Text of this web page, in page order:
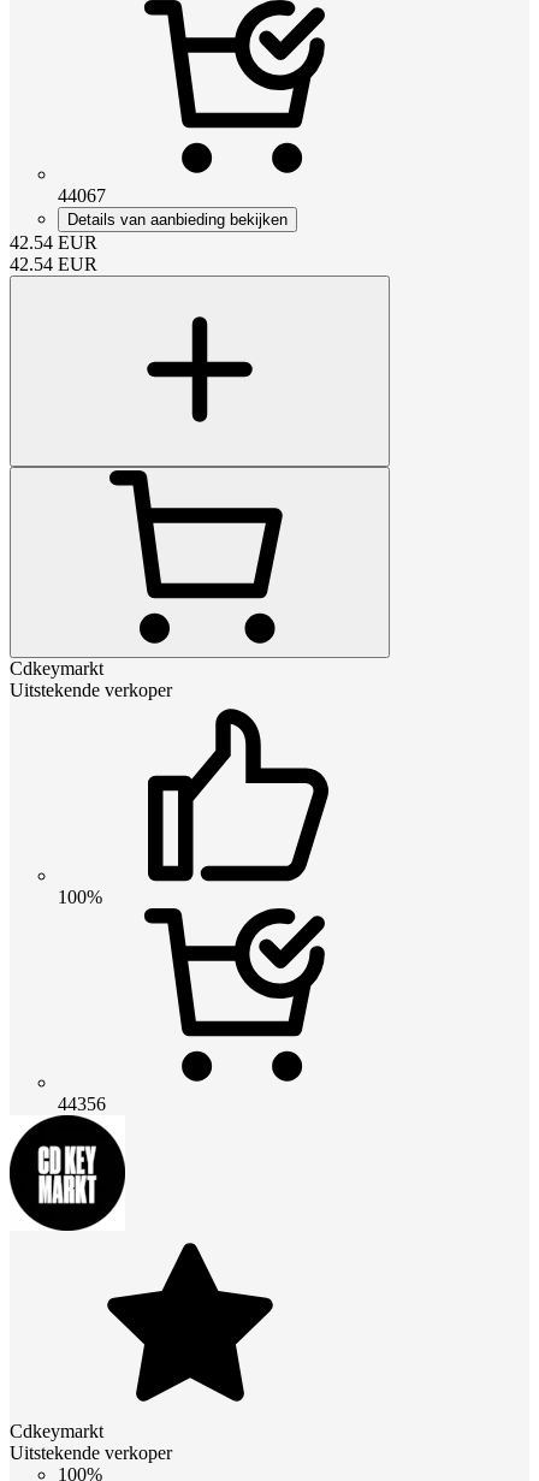
44067
Details van aanbieding bekijken
42.54 EUR
42.54 EUR
Cdkeymarkt
Uitstekende verkoper
100%
44356
Cdkeymarkt
Uitstekende verkoper
100%